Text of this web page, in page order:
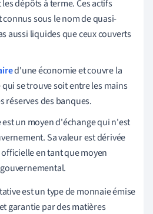
dépôts à terme. Ces actifs
sous le nom de quasi-
aussi liquides que ceux couverts
d'une économie et couvre la
se trouve soit entre les mains
réserves des banques.
un moyen d'échange qui n'est
Sa valeur est dérivée
en tant que moyen
est un type de monnaie émise
garantie par des matières